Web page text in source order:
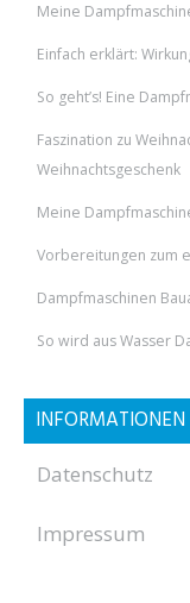
Meine
Einfach erklärt:
So geht’s! Eine
Faszination zu
Weihnachtsgeschenk
Meine
Vorbereitungen zum
Dampfmaschinen
So wird aus Wasser
INFORMATIONEN
Datenschutz
Impressum